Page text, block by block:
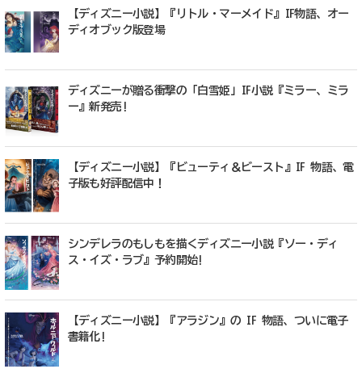
【ディズニー小説】『リトル・マーメイド』IF物語、オー
ディオブック版登場
ディズニーが贈る衝撃の「白雪姫」IF小説『ミラー、ミラ
ー』新発売!
【ディズニー小説】『ビューティ＆ビースト』IF 物語、電
子版も好評配信中！
シンデレラのもしもを描くディズニー小説『ソー・ディ
ス・イズ・ラブ』予約開始!
【ディズニー小説】『アラジン』の IF 物語、ついに電子
書籍化!